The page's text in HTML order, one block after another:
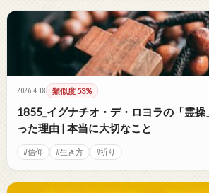
2026.4.18 類似度 53%
1855_イグナチオ・デ・ロヨラの「霊
った理由 | 本当に大切なこと
#信仰 #生き方 #祈り